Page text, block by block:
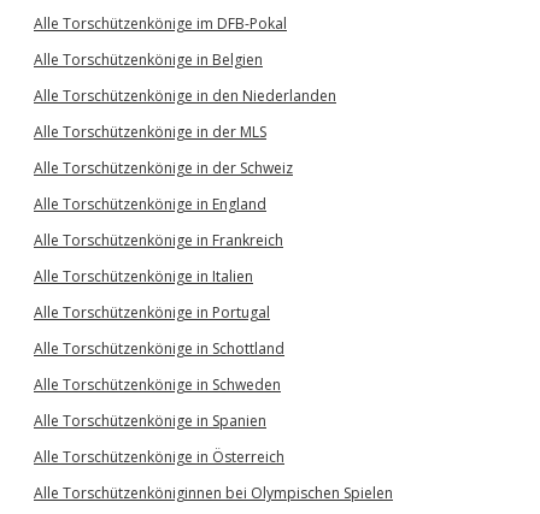
Alle Torschützenkönige im DFB-Pokal
Alle Torschützenkönige in Belgien
Alle Torschützenkönige in den Niederlanden
Alle Torschützenkönige in der MLS
Alle Torschützenkönige in der Schweiz
Alle Torschützenkönige in England
Alle Torschützenkönige in Frankreich
Alle Torschützenkönige in Italien
Alle Torschützenkönige in Portugal
Alle Torschützenkönige in Schottland
Alle Torschützenkönige in Schweden
Alle Torschützenkönige in Spanien
Alle Torschützenkönige in Österreich
Alle Torschützenköniginnen bei Olympischen Spielen